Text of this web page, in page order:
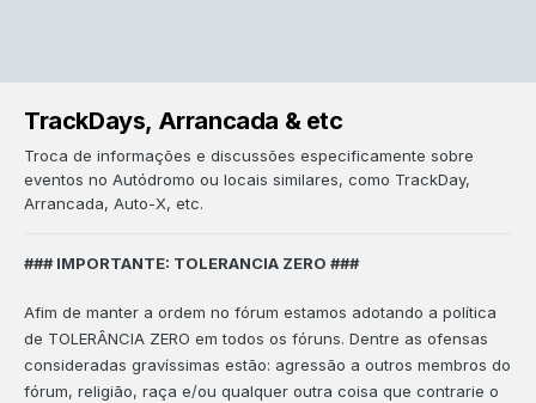
TrackDays, Arrancada & etc
Troca de informações e discussões especificamente sobre
eventos no Autódromo ou locais similares, como TrackDay,
Arrancada, Auto-X, etc.
### IMPORTANTE: TOLERANCIA ZERO ###
Afim de manter a ordem no fórum estamos adotando a política
de TOLERÂNCIA ZERO em todos os fóruns. Dentre as ofensas
consideradas gravíssimas estão: agressão a outros membros do
fórum, religião, raça e/ou qualquer outra coisa que contrarie o